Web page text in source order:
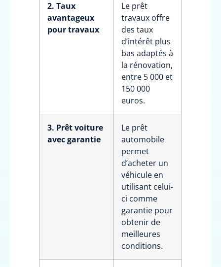
2. Taux
avantageux
pour travaux
Le prêt
travaux offre
des taux
d’intérêt plus
bas adaptés à
la rénovation,
entre 5 000 et
150 000
euros.
3. Prêt voiture
avec garantie
Le prêt
automobile
permet
d’acheter un
véhicule en
utilisant celui-
ci comme
garantie pour
obtenir de
meilleures
conditions.